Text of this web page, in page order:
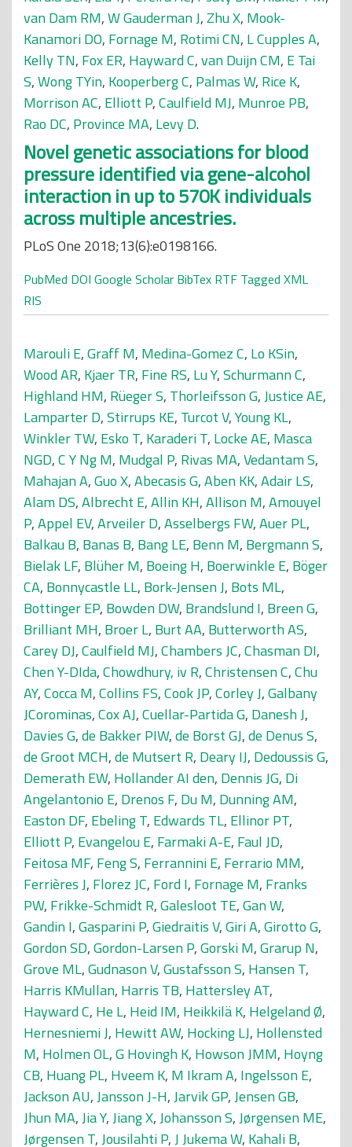
van Dam RM,W Gauderman J,Zhu X, Mook-
Kanamori DO, Fornage M, Rotimi CN, L Cupples A,
Kelly TN, Fox ER, Hayward C,van Duijn CM, E Tai
S,Wong TYin, Kooperberg C, Palmas W, Rice K,
Morrison AC, Elliott P,Caulfield MJ, Munroe PB,
Rao DC, Province MA, Levy D.
Novel genetic associations for blood
pressure identified via gene-alcohol
interaction in up to 570K individuals
across multiple ancestries.
PLoS One 2018;13(6):e0198166.
PubMed DOI Google Scholar BibTex RTF Tagged XML
RIS
Marouli E,Graff M, Medina-Gomez C, Lo KSin,
Wood AR, Kjaer TR, Fine RS, Lu Y,Schurmann C,
Highland HM, Rüeger S, Thorleifsson G,Justice AE,
Lamparter D,Stirrups KE, Turcot V,Young KL,
Winkler TW, Esko T, Karaderi T, Locke AE, Masca
NGD,C Y Ng M, Mudgal P, Rivas MA,Vedantam S,
Mahajan A,Guo X,Abecasis G,Aben KK,Adair LS,
Alam DS,Albrecht E,Allin KH,Allison M,Amouyel
P,Appel EV,Arveiler D,Asselbergs FW,Auer PL,
Balkau B, Banas B, Bang LE, Benn M, Bergmann S,
Bielak LF, Blüher M, Boeing H, Boerwinkle E, Böger
CA, Bonnycastle LL, Bork-Jensen J, Bots ML,
Bottinger EP, Bowden DW, Brandslund I, Breen G,
Brilliant MH, Broer L, Burt AA, Butterworth AS,
Carey DJ,Caulfield MJ,Chambers JC,Chasman DI,
Chen Y-DIda,Chowdhury, iv R,Christensen C,Chu
AY,Cocca M,Collins FS,Cook JP,Corley J,Galbany
JCorominas,Cox AJ,Cuellar-Partida G, Danesh J,
Davies G,de Bakker PIW,de Borst GJ,de Denus S,
de Groot MCH,de Mutsert R, Deary IJ, Dedoussis G,
Demerath EW, Hollander AI den, Dennis JG, Di
Angelantonio E, Drenos F, Du M, Dunning AM,
Easton DF, Ebeling T, Edwards TL, Ellinor PT,
Elliott P, Evangelou E, Farmaki A-E, Faul JD,
Feitosa MF, Feng S, Ferrannini E, Ferrario MM,
Ferrières J, Florez JC, Ford I, Fornage M, Franks
PW, Frikke-Schmidt R,Galesloot TE,Gan W,
Gandin I,Gasparini P,Giedraitis V,Giri A,Girotto G,
Gordon SD,Gordon-Larsen P,Gorski M,Grarup N,
Grove ML,Gudnason V,Gustafsson S, Hansen T,
Harris KMullan, Harris TB, Hattersley AT,
Hayward C, He L, Heid IM, Heikkilä K, Helgeland Ø,
Hernesniemi J, Hewitt AW, Hocking LJ, Hollensted
M, Holmen OL,G Hovingh K, Howson JMM, Hoyng
CB, Huang PL, Hveem K, M Ikram A, Ingelsson E,
Jackson AU,Jansson J-H,Jarvik GP,Jensen GB,
Jhun MA,Jia Y,Jiang X,Johansson S,Jørgensen ME,
Jørgensen T,Jousilahti P,J Jukema W, Kahali B,